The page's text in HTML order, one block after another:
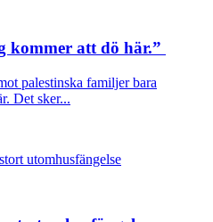
kommer att dö här.”
palestinska familjer bara
Det sker...